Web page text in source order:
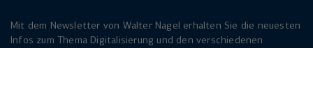
Mit dem Newsletter von Walter Nagel erhalten Sie die neuesten
Infos zum Thema Digitalisierung und den verschiedenen